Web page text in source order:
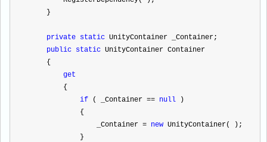
}
private static UnityContainer _Container;
public static UnityContainer Container
{
get
{
if ( _Container == null )
{
_Container = new UnityContainer( );
}